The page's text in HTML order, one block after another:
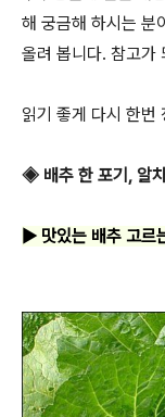
해 궁금해 하시는 분
올려 봅니다. 참고가
읽기 좋게 다시 한번
◈ 배추 한 포기, 알
▶ 맛있는 배추 고르